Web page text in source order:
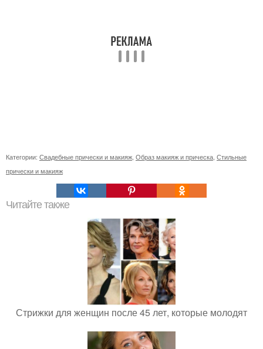
Категории: Свадебные прически и макияж Образ макияж и прическа Стильные
прически и макияж
Читайте также
Стрижки для женщин после 45 лет, которые молодят